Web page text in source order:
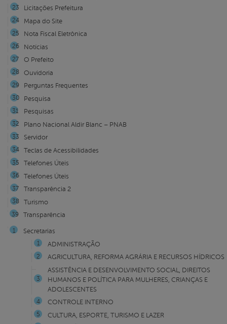
Licitações Prefeitura
Mapa do Site
Nota Fiscal Eletrônica
Notícias
O Prefeito
Ouvidoria
Perguntas Frequentes
Pesquisa
Pesquisas
Plano Nacional Aldir Blanc – PNAB
Servidor
Teclas de Acessibilidades
Telefones Úteis
Telefones Úteis
Transparência 2
Turismo
Transparência
Secretarias
ADMINISTRAÇÃO
AGRICULTURA, REFORMA AGRÁRIA E RECURSOS HÍDRICOS
ASSISTÊNCIA E DESENVOLVIMENTO SOCIAL, DIREITOS
HUMANOS E POLÍTICA PARA MULHERES, CRIANÇAS E
ADOLESCENTES
CONTROLE INTERNO
CULTURA, ESPORTE, TURISMO E LAZER